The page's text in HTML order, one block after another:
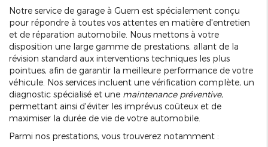
Notre service de garage à Guern est spécialement conçu
pour répondre à toutes vos attentes en matière d'entretien
et de réparation automobile. Nous mettons à votre
disposition une large gamme de prestations, allant de la
révision standard aux interventions techniques les plus
pointues, afin de garantir la meilleure performance de votre
véhicule. Nos services incluent une vérification complète, un
diagnostic spécialisé et une maintenance préventive,
permettant ainsi d'éviter les imprévus coûteux et de
maximiser la durée de vie de votre automobile.
Parmi nos prestations, vous trouverez notamment :